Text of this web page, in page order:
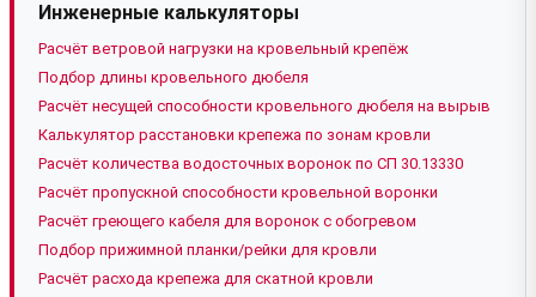
Инженерные калькуляторы
Расчёт ветровой нагрузки на кровельный крепёж
Подбор длины кровельного дюбеля
Расчёт несущей способности кровельного дюбеля на вырыв
Калькулятор расстановки крепежа по зонам кровли
Расчёт количества водосточных воронок по СП 30.13330
Расчёт пропускной способности кровельной воронки
Расчёт греющего кабеля для воронок с обогревом
Подбор прижимной планки/рейки для кровли
Расчёт расхода крепежа для скатной кровли